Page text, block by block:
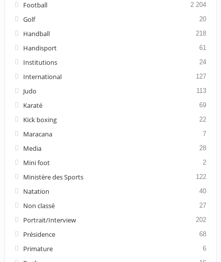
Football 2 204
Golf 20
Handball 218
Handisport 61
Institutions 24
International 127
Judo 113
Karaté 69
Kick boxing 22
Maracana 7
Media 28
Mini foot 2
Ministère des Sports 122
Natation 40
Non classé 27
Portrait/Interview 202
Présidence 68
Primature 6